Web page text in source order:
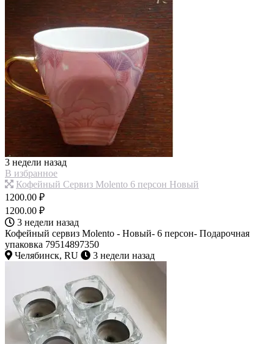
3 недели назад
В избранное
Кофейный Сервиз Molento 6 персон Новый
1200.00 ₽
1200.00 ₽
3 недели назад
Кофейный сервиз Molento - Новый- 6 персон- Подарочная
упаковка 79514897350
Челябинск, RU
3 недели назад